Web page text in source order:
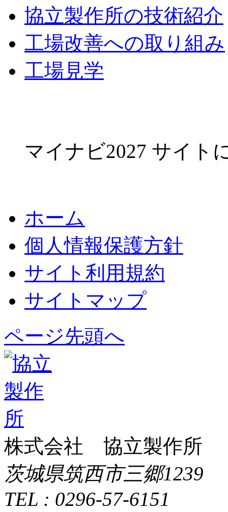
協立製作所の技術紹介
工場改善への取り組み
工場見学
マイナビ2027 サイト
ホーム
個人情報保護方針
サイト利用規約
サイトマップ
ページ先頭へ
株式会社 協立製作所
茨城県筑西市三郷1239
TEL : 0296-57-6151